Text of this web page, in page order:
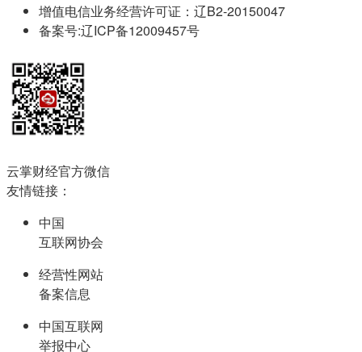
增值电信业务经营许可证：辽B2-20150047
备案号:辽ICP备12009457号
云掌财经官方微信
友情链接：
中国
互联网协会
经营性网站
备案信息
中国互联网
举报中心